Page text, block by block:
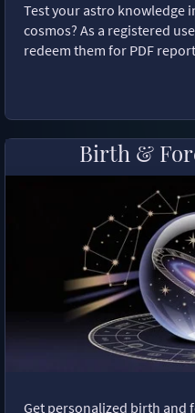
Test your astro knowledge
cosmos? As a registered
redeem them for PDF
Birth &
Get personalized birth and